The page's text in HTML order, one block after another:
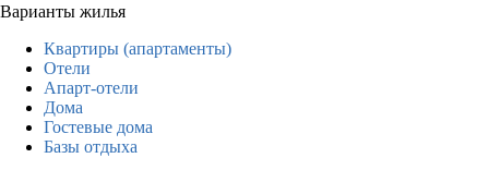
Варианты жилья
Квартиры (апартаменты)
Отели
Апарт-отели
Дома
Гостевые дома
Базы отдыха